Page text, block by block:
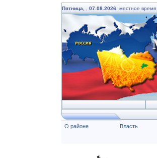
Пятница, 07.08.2026 , местное время
О районе Власть